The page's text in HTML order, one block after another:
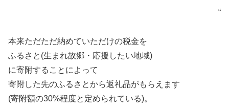
“
本来ただただ納めていただけの税金を
ふるさと(生まれ故郷・応援したい地域)
に寄附することによって
寄附した先のふるさとから返礼品がもらえます
(寄附額の30%程度と定められている)。